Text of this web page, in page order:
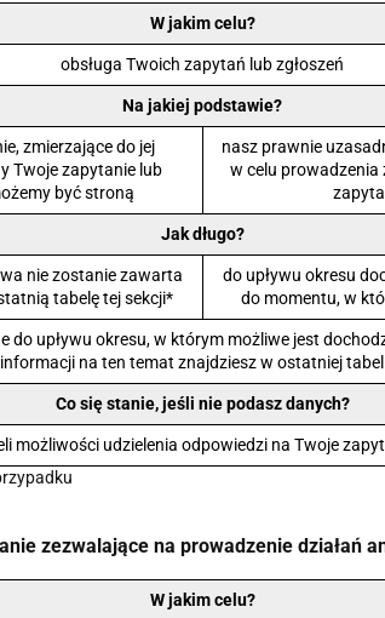
W jakim celu?
obsługa Twoich zapytań lub zgłoszeń
Na jakiej podstawie?
zmierzające do jej
Twoje zapytanie lub
być stroną
nasz prawnie
w celu prowadzenia
Jak długo?
nie zostanie zawarta
tabelę tej sekcji*
do upływu okresu
do momentu, w
do upływu okresu, w którym możliwe jest
na ten temat znajdziesz w ostatniej
Co się stanie, jeśli nie podasz danych?
możliwości udzielenia odpowiedzi na Twoje
zezwalające na prowadzenie działań
W jakim celu?